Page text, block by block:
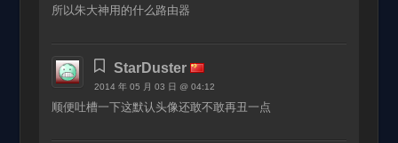
所以朱大神用的什么路由器
StarDuster
2014 年 05 月 03 日 @ 04:12
顺便吐槽一下这默认头像还敢不敢再丑一点